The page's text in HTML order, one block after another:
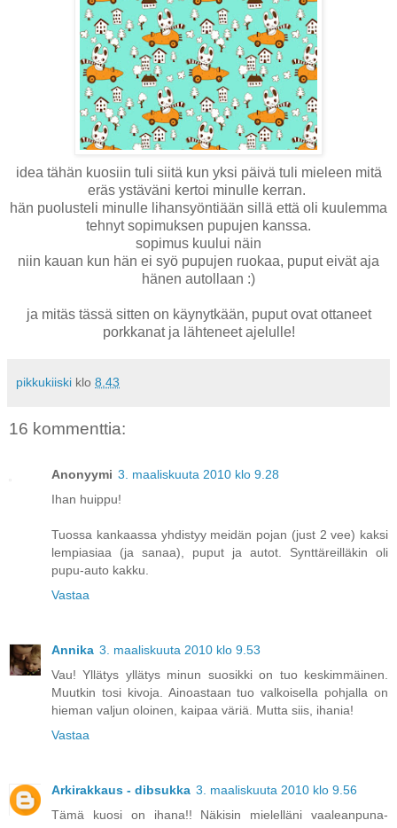
idea tähän kuosiin tuli siitä kun yksi päivä tuli mieleen mitä
eräs ystäväni kertoi minulle kerran.
hän puolusteli minulle lihansyöntiään sillä että oli kuulemma
tehnyt sopimuksen pupujen kanssa.
sopimus kuului näin
niin kauan kun hän ei syö pupujen ruokaa, puput eivät aja
hänen autollaan :)
ja mitäs tässä sitten on käynytkään, puput ovat ottaneet
porkkanat ja lähteneet ajelulle!
pikkukiiski klo 8.43
16 kommenttia:
Anonyymi 3. maaliskuuta 2010 klo 9.28
Ihan huippu!
Tuossa kankaassa yhdistyy meidän pojan (just 2 vee) kaksi
lempiasiaa (ja sanaa), puput ja autot. Synttäreilläkin oli
pupu-auto kakku.
Vastaa
Annika 3. maaliskuuta 2010 klo 9.53
Vau! Yllätys yllätys minun suosikki on tuo keskimmäinen.
Muutkin tosi kivoja. Ainoastaan tuo valkoisella pohjalla on
hieman valjun oloinen, kaipaa väriä. Mutta siis, ihania!
Vastaa
Arkirakkaus - dibsukka 3. maaliskuuta 2010 klo 9.56
Tämä kuosi on ihana!! Näkisin mielelläni vaaleanpuna-